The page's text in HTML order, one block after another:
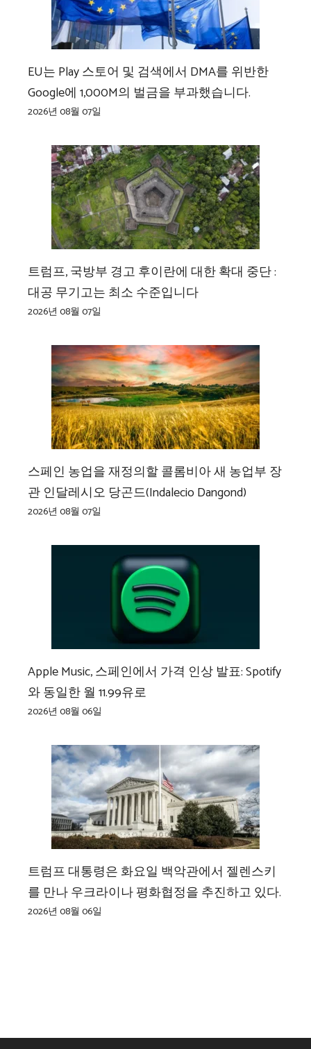
EU는 Play 스토어 및 검색에서 DMA를 위반한
Google에 1,000M의 벌금을 부과했습니다.
2026년 08월 07일
트럼프, 국방부 경고 후이란에 대한 확대 중단 :
대공 무기고는 최소 수준입니다
2026년 08월 07일
스페인 농업을 재정의할 콜롬비아 새 농업부 장
관 인달레시오 당곤드(Indalecio Dangond)
2026년 08월 07일
Apple Music, 스페인에서 가격 인상 발표: Spotify
와 동일한 월 11.99유로
2026년 08월 06일
트럼프 대통령은 화요일 백악관에서 젤렌스키
를 만나 우크라이나 평화협정을 추진하고 있다.
2026년 08월 06일